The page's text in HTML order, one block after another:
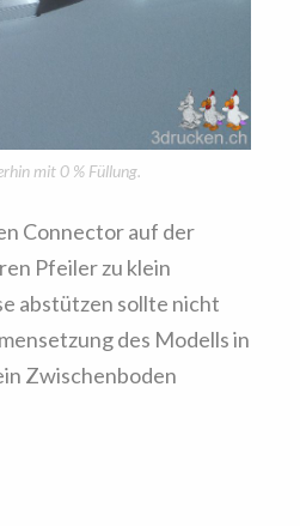
mit 0 % Füllung.
Connector auf der
Pfeiler zu klein
abstützen sollte nicht
des Modells in
Zwischenboden